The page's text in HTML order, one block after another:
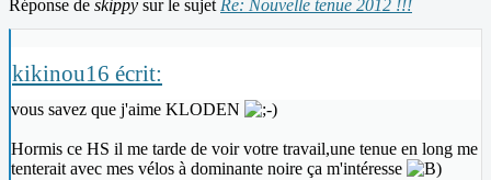
Réponse de skippy sur le sujet Re: Nouvelle tenue 2012 !!!
kikinou16 écrit:
vous savez que j'aime KLODEN
Hormis ce HS il me tarde de voir votre travail,une tenue en long me
tenterait avec mes vélos à dominante noire ça m'intéresse